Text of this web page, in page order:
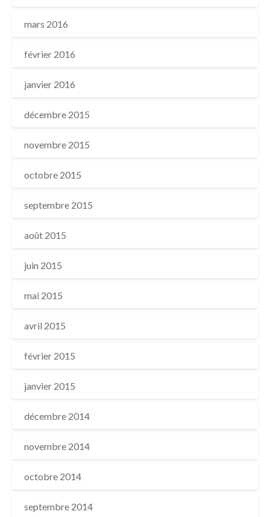
mars 2016
février 2016
janvier 2016
décembre 2015
novembre 2015
octobre 2015
septembre 2015
août 2015
juin 2015
mai 2015
avril 2015
février 2015
janvier 2015
décembre 2014
novembre 2014
octobre 2014
septembre 2014